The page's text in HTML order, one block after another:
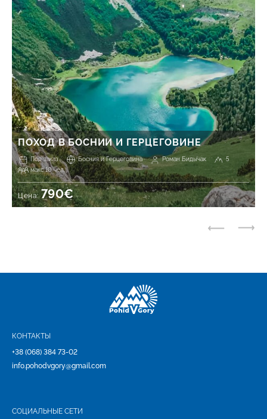
ПОХОД В БОСНИИ И ГЕРЦЕГОВИНЕ
Под заказ Босния и Герцеговина Роман Бидычак
5
макс 10 чел.
Цена:790€
КОНТАКТЫ
+38 (068) 384 73-02
info.pohodvgory@gmail.com
СОЦИАЛЬНЫЕ СЕТИ